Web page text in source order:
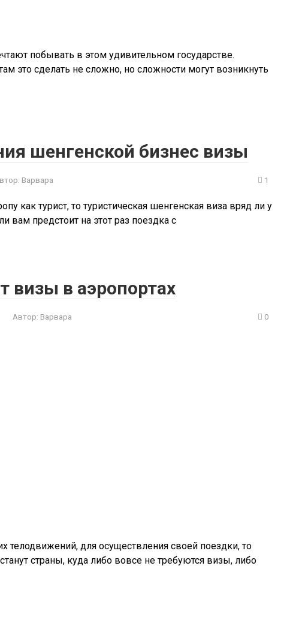
побывать в этом удивительном государстве.
это сделать не сложно, но сложности могут возникнуть
шенгенской бизнес визы
Варвара 1
как турист, то туристическая шенгенская виза вряд ли у
вам предстоит на этот раз поездка с
визы в аэропортах
Автор: Варвара 0
телодвижений, для осуществления своей поездки, то
страны, куда либо вовсе не требуются визы, либо